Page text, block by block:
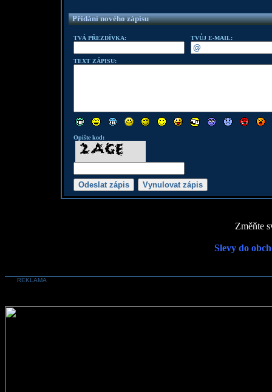
Přidání nového zápisu
TVÁ PŘEZDÍVKA: TVŮJ E-MAIL:
TEXT ZÁPISU:
Opište kod:
Změňte
Slevy do
REKLAMA